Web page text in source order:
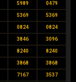
5989 0479
5369 5369
0824 0824
3846 3096
8240 8240
3868 3868
7167 3537